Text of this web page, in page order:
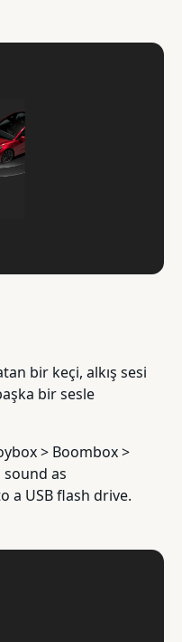
bir keçi, alkış sesi
bir sesle
> Boombox >
as
a USB flash drive.